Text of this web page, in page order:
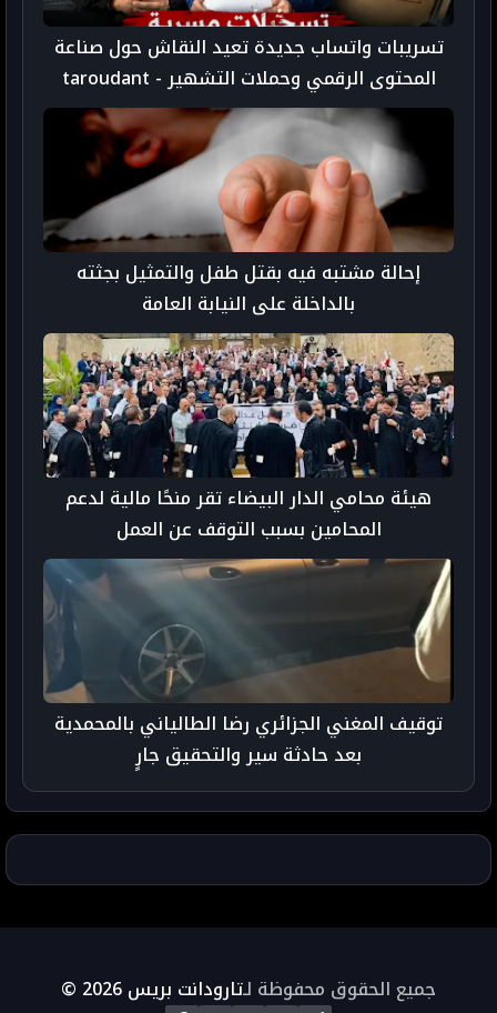
تسريبات واتساب جديدة تعيد النقاش حول صناعة
المحتوى الرقمي وحملات التشهير - taroudant
press
إحالة مشتبه فيه بقتل طفل والتمثيل بجثته
بالداخلة على النيابة العامة
هيئة محامي الدار البيضاء تقر منحًا مالية لدعم
المحامين بسبب التوقف عن العمل
توقيف المغني الجزائري رضا الطالياني بالمحمدية
بعد حادثة سير والتحقيق جارٍ
جميع الحقوق محفوظة لـتارودانت بريس 2026 ©